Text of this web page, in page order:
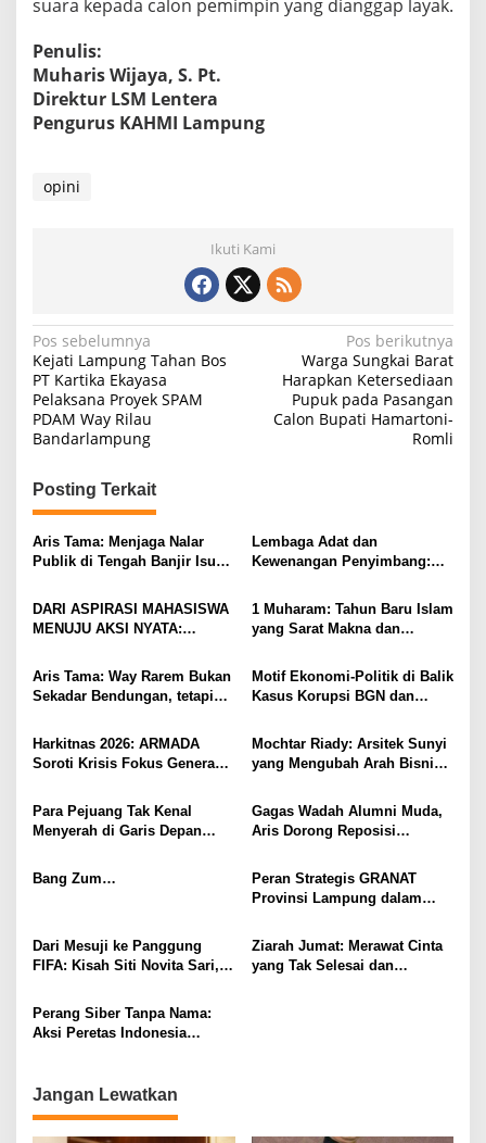
suara kepada calon pemimpin yang dianggap layak.
Penulis:
Muharis Wijaya, S. Pt.
Direktur LSM Lentera
Pengurus KAHMI Lampung
opini
Ikuti Kami
N
a
v
i
a
s
i
o
Pos sebelumnya
Kejati Lampung Tahan Bos
PT Kartika Ekayasa
Pelaksana Proyek SPAM
PDAM Way Rilau
Bandarlampung
Pos berikutnya
Warga Sungkai Barat
Harapkan Ketersediaan
Pupuk pada Pasangan
Calon Bupati Hamartoni-
Romli
Posting Terkait
Aris Tama: Menjaga Nalar
Publik di Tengah Banjir Isu
Lembaga Adat dan
Kewenangan Penyimbang:
Kepemimpinan Adat
Lampung
DARI ASPIRASI MAHASISWA
MENUJU AKSI NYATA:
BERTRANSFORMASI,
LAMPUNG UTARA
1 Muharam: Tahun Baru Islam
yang Sarat Makna dan
Aris Tama: Way Rarem Bukan
Sekadar Bendungan, tetapi
Peradaban Lampung
Motif Ekonomi-Politik di Balik
Kasus Korupsi BGN dan
Gratis
Harkitnas 2026: ARMADA
Soroti Krisis Fokus Generasi
Socialpreneur
Mochtar Riady: Arsitek Sunyi
yang Mengubah Arah Bisnis
Para Pejuang Tak Kenal
Menyerah di Garis Depan
Penyalahgunaan dan
Peredaran Gelap Narkoba
Gagas Wadah Alumni Muda,
Aris Dorong Reposisi
Harlah ke-66
Bang Zum…
Peran Strategis GRANAT
Provinsi Lampung dalam
Narkoba
Dari Mesuji ke Panggung
FIFA: Kisah Siti Novita Sari,
Dokumenter Dunia
Ziarah Jumat: Merawat Cinta
yang Tak Selesai dan
Perang Siber Tanpa Nama:
Aksi Peretas Indonesia
Jangan Lewatkan